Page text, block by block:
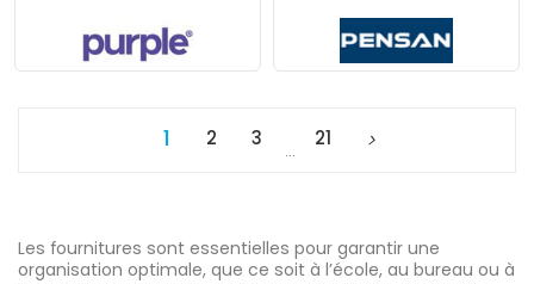
1 2 3
…
21
Les fournitures sont essentielles pour garantir une
organisation optimale, que ce soit à l’école, au bureau ou à